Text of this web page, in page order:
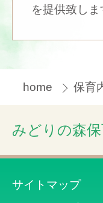
を提供致しま
home 保育
みどりの森
サイトマップ